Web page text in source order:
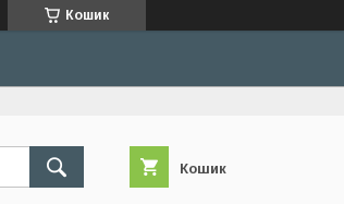
Кошик
Кошик